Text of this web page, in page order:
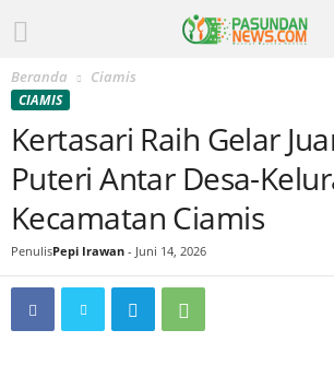
Beranda Ciamis
CIAMIS
Kertasari Raih Gelar
Puteri Antar Desa-
Kecamatan Ciamis
PenulisPepi Irawan - Juni 14, 2026